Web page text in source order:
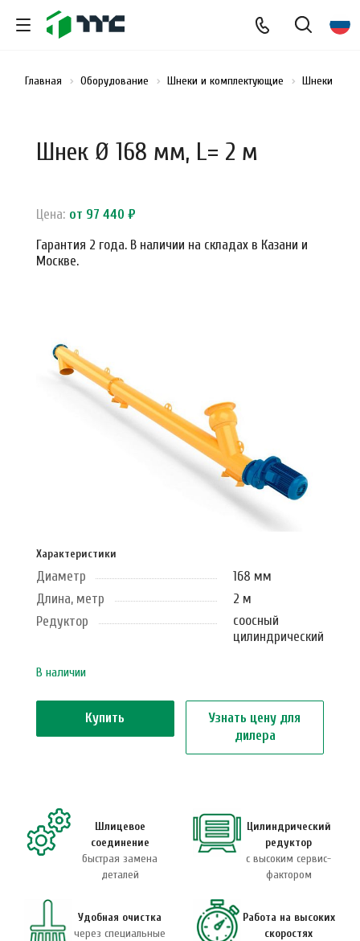
Главная Оборудование Шнеки и комплектующие Шнеки
Шнек Ø 168 мм, L= 2 м
Цена: от 97 440 ₽
Гарантия 2 года. В наличии на складах в Казани и
Москве.
Характеристики
Диаметр
168 мм
Длина, метр
2 м
Редуктор
соосный
цилиндрический
В наличии
Купить
Узнать цену для
дилера
Шлицевое
соединение
быстрая замена
деталей
Цилиндрический
редуктор
с высоким сервис-
фактором
Удобная очистка
через специальные
Работа на высоких
скоростях